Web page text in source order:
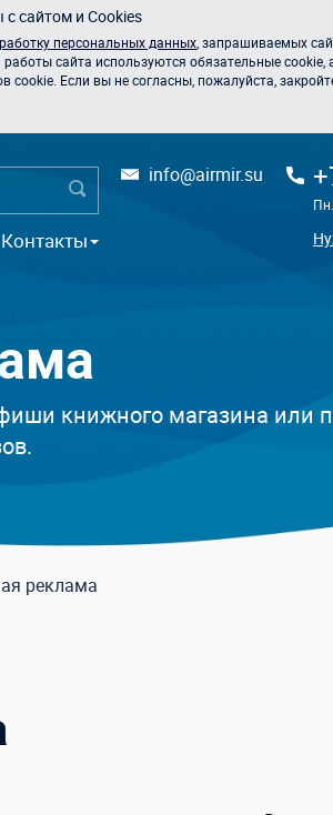
сайтом и Cookies
персональных данных , запрашиваемых
сайта используются обязательные cookie,
Если вы не согласны, пожалуйста,
Контакты
info@airmir.su
книжного магазина или
реклама